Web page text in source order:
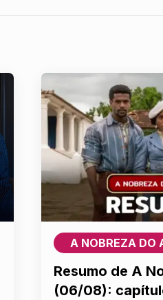
A NOBREZA DO
Resumo de A
(06/08):